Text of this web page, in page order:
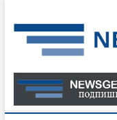
to
content